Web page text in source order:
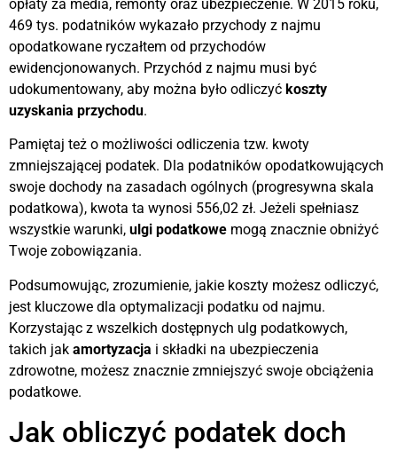
opłaty za media, remonty oraz ubezpieczenie. W 2015 roku,
469 tys. podatników wykazało przychody z najmu
opodatkowane ryczałtem od przychodów
ewidencjonowanych. Przychód z najmu musi być
udokumentowany, aby można było odliczyć koszty
uzyskania przychodu.
Pamiętaj też o możliwości odliczenia tzw. kwoty
zmniejszającej podatek. Dla podatników opodatkowujących
swoje dochody na zasadach ogólnych (progresywna skala
podatkowa), kwota ta wynosi 556,02 zł. Jeżeli spełniasz
wszystkie warunki, ulgi podatkowe mogą znacznie obniżyć
Twoje zobowiązania.
Podsumowując, zrozumienie, jakie koszty możesz odliczyć,
jest kluczowe dla optymalizacji podatku od najmu.
Korzystając z wszelkich dostępnych ulg podatkowych,
takich jak amortyzacja i składki na ubezpieczenia
zdrowotne, możesz znacznie zmniejszyć swoje obciążenia
podatkowe.
Jak obliczyć podatek doch